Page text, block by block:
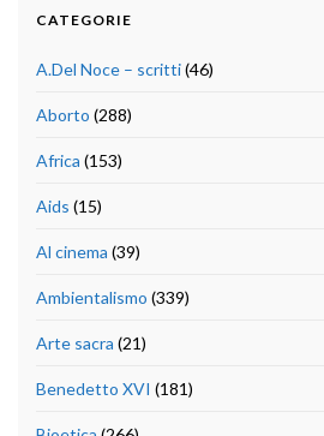
CATEGORIE
A.Del Noce – scritti(46)
Aborto (288)
Africa (153)
Aids (15)
Al cinema (39)
Ambientalismo (339)
Arte sacra (21)
Benedetto XVI (181)